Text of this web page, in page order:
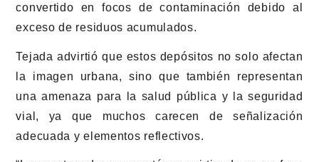
convertido en focos de contaminación debido al
exceso de residuos acumulados.
Tejada advirtió que estos depósitos no solo afectan
la imagen urbana, sino que también representan
una amenaza para la salud pública y la seguridad
vial, ya que muchos carecen de señalización
adecuada y elementos reflectivos.